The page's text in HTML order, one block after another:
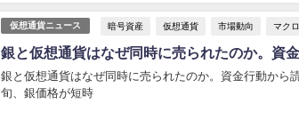
仮想通貨ニュース 暗号資産 仮想通貨 市場動向 マク
銀と仮想通貨はなぜ同時に売られたのか。資
銀と仮想通貨はなぜ同時に売られたのか。資金行動から
旬、銀価格が短時